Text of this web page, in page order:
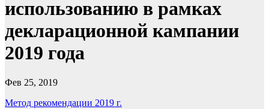
использованию в рамках
декларационной кампании
2019 года
Фев 25, 2019
Метод рекомендации 2019 г.